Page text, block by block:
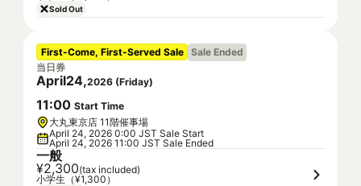
Sold Out
First-Come, First-Served Sale Sale Ended
当日券
April24,2026 (Friday)
11:00 Start Time
大丸東京店 11階催事場
April 24, 2026 0:00 JST Sale Start
April 24, 2026 11:00 JST Sale Ended
一般
¥2,300(tax included)
小学生（¥1,300）